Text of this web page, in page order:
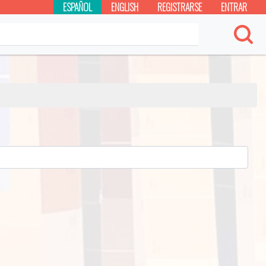
ESPAÑOL ENGLISH REGISTRARSE ENTRAR